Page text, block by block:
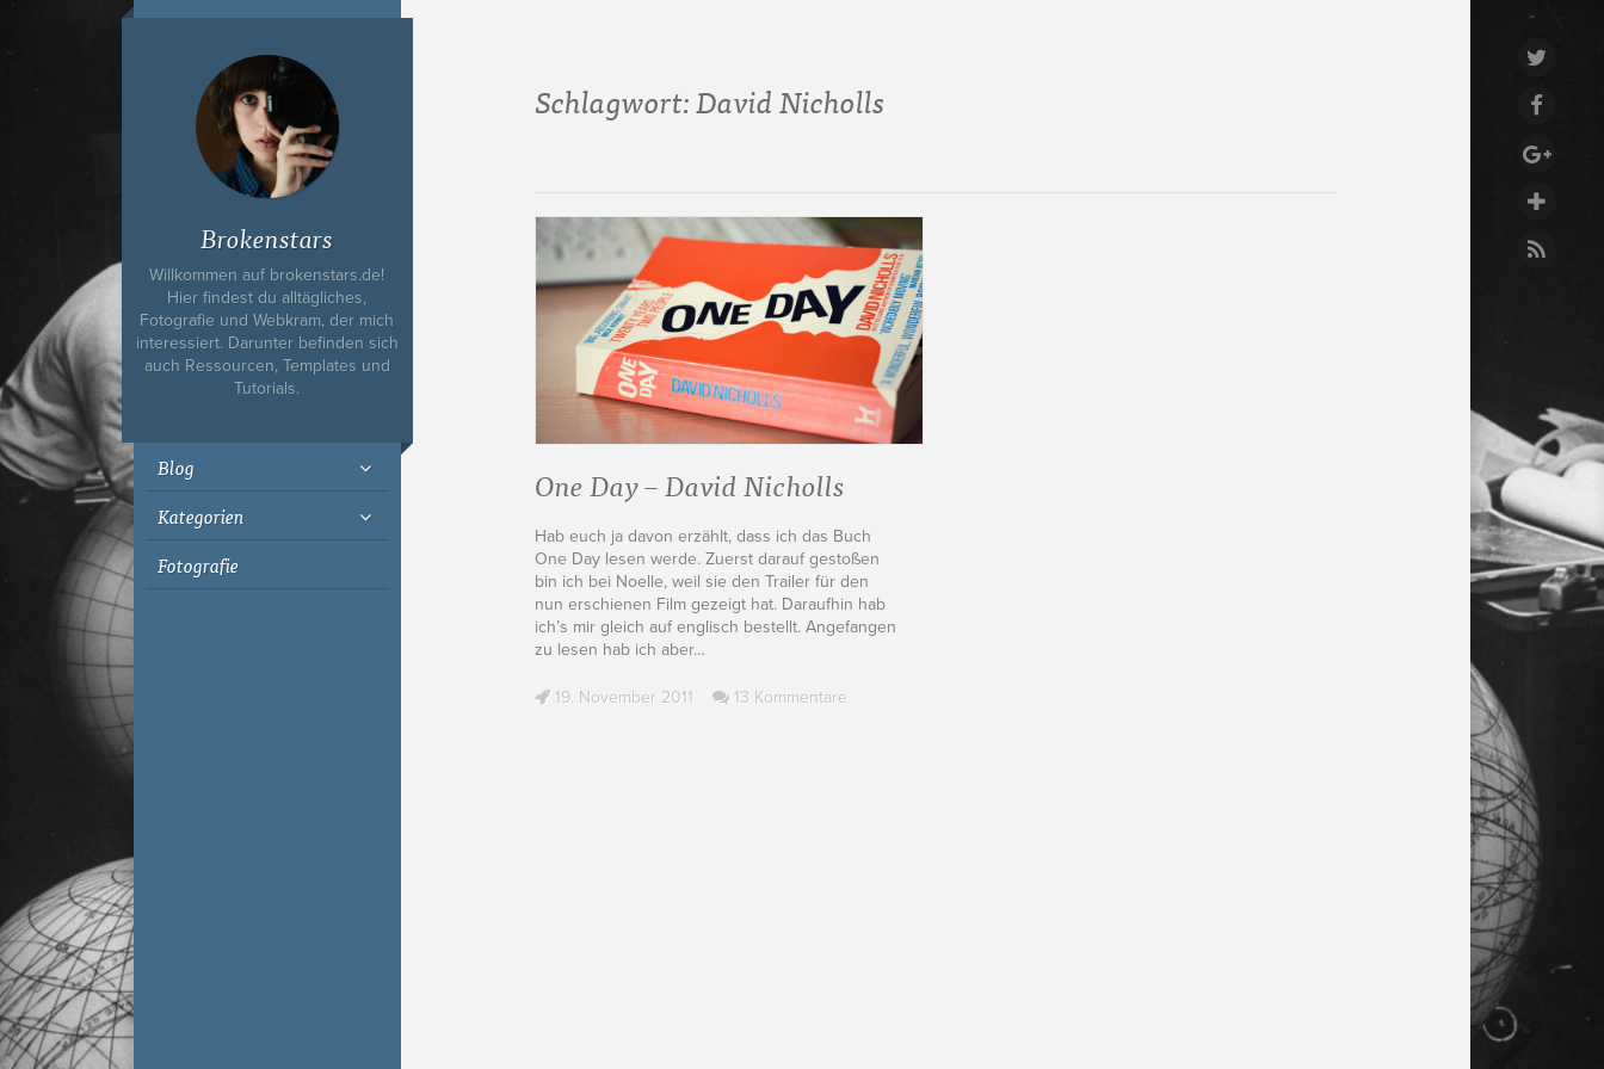
Ich bin Fyn,
23, und
wohne in
Köln
Brokenstars
Willkommen auf brokenstars.de!
Hier findest du alltägliches,
Fotografie und Webkram, der mich
interessiert. Darunter befinden sich
auch Ressourcen, Templates und
Tutorials.
Blog
Kategorien
Fotografie
Schlagwort:David Nicholls
One Day – David Nicholls
Hab euch ja davon erzählt, dass ich das Buch
One Day lesen werde. Zuerst darauf gestoßen
bin ich bei Noelle, weil sie den Trailer für den
nun erschienen Film gezeigt hat. Daraufhin hab
ich’s mir gleich auf englisch bestellt. Angefangen
zu lesen hab ich aber…
19. November 2011 13 Kommentare